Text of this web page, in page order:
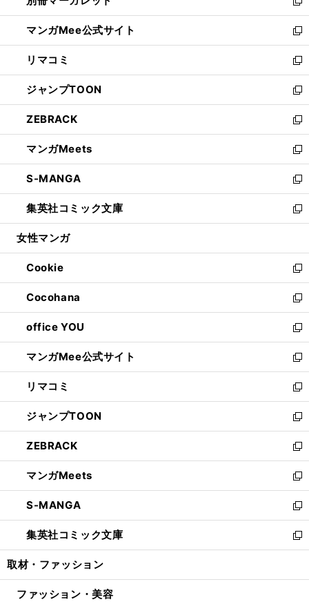
開
く
ィ
ン
ド
ウ
で
開
く
い
ウ
ィ
ン
ド
ウ
で
開
く
新
し
い
ウ
ィ
ン
ド
ウ
で
開
く
マンガMee公式サイト
新
し
い
ウ
ィ
ン
ド
ウ
で
開
く
リマコミ
新
し
い
ウ
ィ
ン
ド
ウ
で
開
く
ジャンプTOON
新
し
い
ウ
ィ
ン
ド
ウ
で
開
ZEBRACK
新
し
い
ウ
ィ
ン
ド
ウ
開
く
マンガMeets
新
し
い
ウ
ィ
ン
ウ
で
開
く
S-MANGA
新
し
い
ウ
ン
ド
ウ
で
開
く
集英社コミック文庫
新
し
ウ
ィ
ン
ド
ウ
で
開
く
女性マンガ
Cookie
新
し
い
ウ
ィ
ン
ド
ウ
で
開
く
Cocohana
新
し
い
ウ
ィ
ン
ド
ウ
で
開
く
office YOU
新
し
い
ウ
ィ
ン
ド
ウ
で
開
く
マンガMee公式サイト
新
し
い
ウ
ィ
ン
ド
ウ
で
開
く
リマコミ
新
し
い
ウ
ィ
ン
ド
ウ
で
開
く
ジャンプTOON
新
し
い
ウ
ィ
ン
ド
ウ
で
開
ZEBRACK
新
し
い
ウ
ィ
ン
ド
ウ
開
マンガMeets
新
し
い
ウ
ィ
ン
ウ
S-MANGA
新
し
い
ウ
ン
集英社コミック文庫
新
し
ウ
取材・ファッション
ファッション・美容